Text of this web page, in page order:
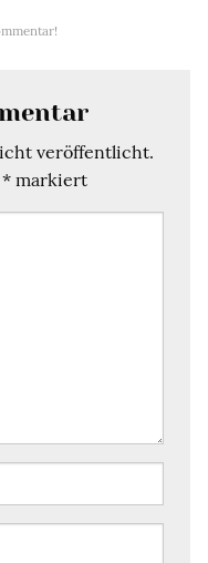
veröffentlicht.
* markiert